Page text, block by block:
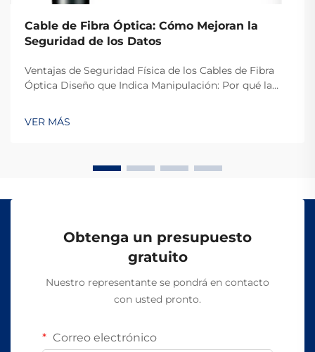
Cable de Fibra Óptica: Cómo Mejoran la
Seguridad de los Datos
Ventajas de Seguridad Física de los Cables de Fibra
Óptica Diseño que Indica Manipulación: Por qué la
que es muy difícil acceder ilegalmente a los cables de
fibra óptica es porque transmiten datos a través de
VER MÁS
Obtenga un presupuesto
gratuito
Nuestro representante se pondrá en contacto
con usted pronto.
Correo electrónico